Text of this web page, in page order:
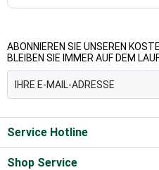
ABONNIEREN SIE UNSEREN
BLEIBEN SIE IMMER AUF DEM
Service Hotline
Shop Service